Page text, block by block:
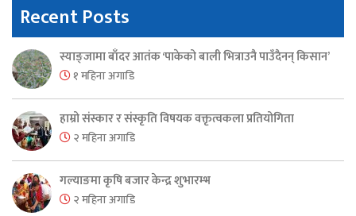
Recent Posts
स्याङ्जामा बाँदर आतंक ‘पाकेको बाली भित्राउनै पाउँदैनन् किसान’
१ महिना अगाडि
हाम्रो संस्कार र संस्कृति विषयक वक्तृत्वकला प्रतियोगिता
२ महिना अगाडि
गल्याङमा कृषि बजार केन्द्र शुभारम्भ
२ महिना अगाडि